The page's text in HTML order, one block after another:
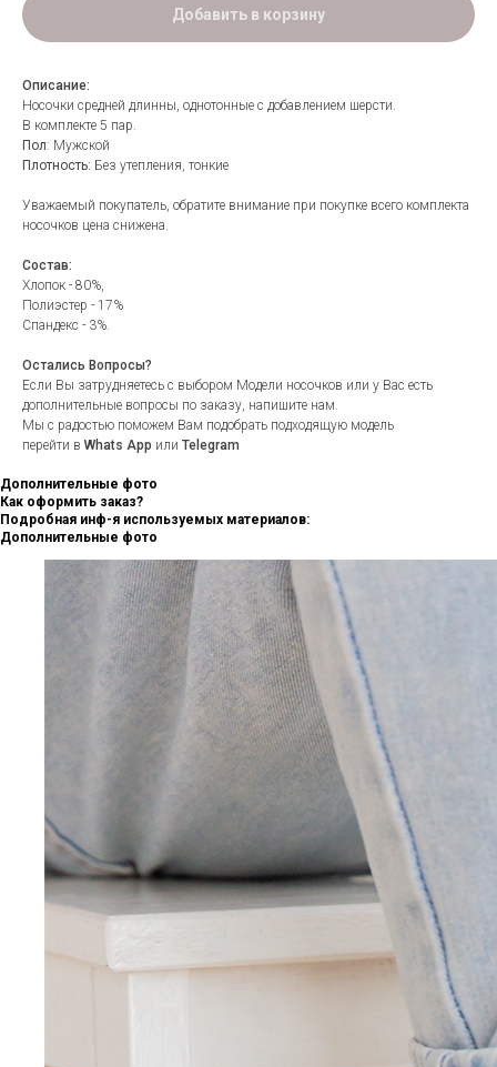
Добавить в корзину
Описание:
Носочки средней длинны, однотонные с добавлением шерсти.
В комплекте 5 пар.
Пол: Мужской
Плотность: Без утепления, тонкие
Уважаемый покупатель, обратите внимание при покупке всего комплекта
носочков цена снижена.
Состав:
Хлопок - 80%,
Полиэстер - 17%
Спандекс - 3%.
Остались Вопросы?
Если Вы затрудняетесь с выбором Модели носочков или у Вас есть
дополнительные вопросы по заказу, напишите нам.
Мы с радостью поможем Вам подобрать подходящую модель
перейти в Whats App или Telegram
Дополнительные фото
Как оформить заказ?
Подробная инф-я используемых материалов:
Дополнительные фото